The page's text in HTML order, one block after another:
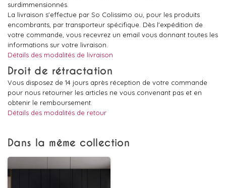
surdimmensionnés.
La livraison s'effectue par So Colissimo ou, pour les produits
encombrants, par transporteur spécifique. Dès l'expédition de
votre commande, vous recevrez un email vous donnant toutes les
informations sur votre livraison.
Détails des modalités de livraison
Droit de rétractation
Vous disposez de 14 jours après réception de votre commande
pour nous retourner les articles ne vous convenant pas et en
obtenir le remboursement.
Détails des modalités de retour
Dans la même collection